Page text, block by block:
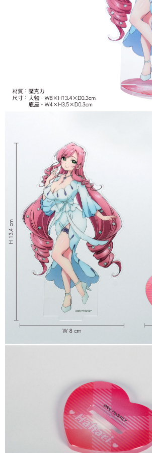
每筆NT$65，滿NT$1,300(含以上)免運費
每筆NT$65，滿NT$1,300(含以上)免運費
宅配-離島(澎湖/金門/馬祖)-木棉花樂園專用
每筆NT$220